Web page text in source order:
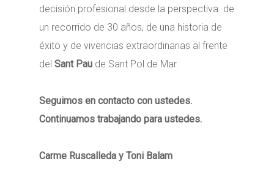
decisión profesional desde la perspectiva de
un recorrido de 30 años, de una historia de
éxito y de vivencias extraordinarias al frente
del Sant Pau de Sant Pol de Mar.
Seguimos en contacto con ustedes.
Continuamos trabajando para ustedes.
Carme Ruscalleda y Toni Balam